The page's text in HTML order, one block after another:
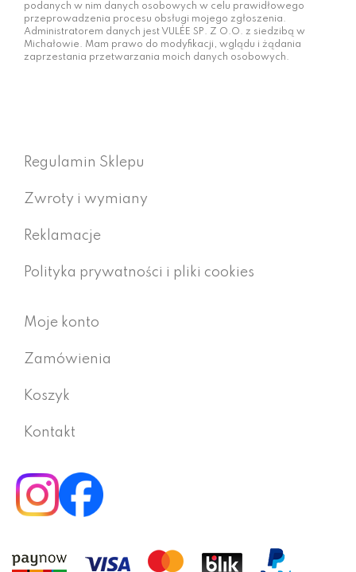
podanych w nim danych osobowych w celu prawidłowego
przeprowadzenia procesu obsługi mojego zgłoszenia.
Administratorem danych jest VULÉE SP. Z O.O. z siedzibą w
Michałowie. Mam prawo do modyfikacji, wglądu i żądania
zaprzestania przetwarzania moich danych osobowych.
Regulamin Sklepu
Zwroty i wymiany
Reklamacje
Polityka prywatności i pliki cookies
Moje konto
Zamówienia
Koszyk
Kontakt